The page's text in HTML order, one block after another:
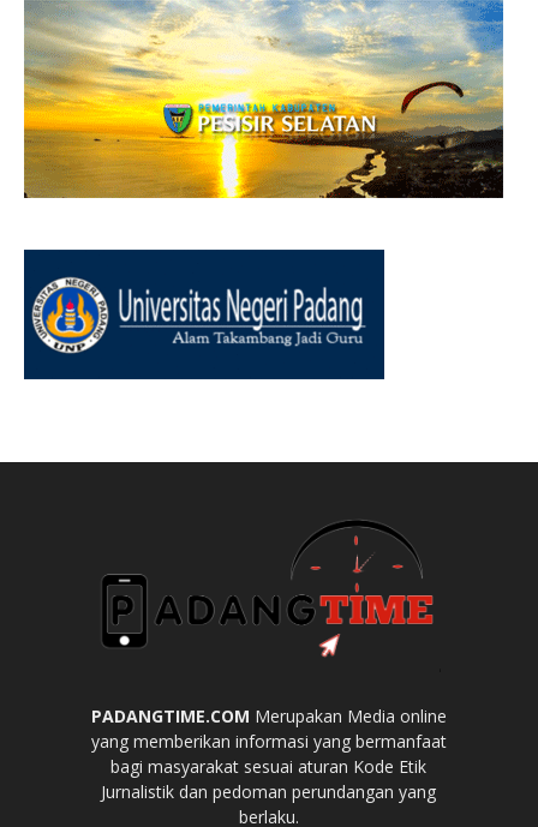
PADANGTIME.COM Merupakan Media online
yang memberikan informasi yang bermanfaat
bagi masyarakat sesuai aturan Kode Etik
Jurnalistik dan pedoman perundangan yang
berlaku.